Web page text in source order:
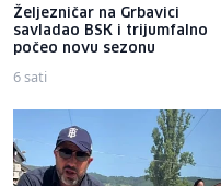
Željezničar na Grbavici
savladao BSK i trijumfalno
počeo novu sezonu
6 sati